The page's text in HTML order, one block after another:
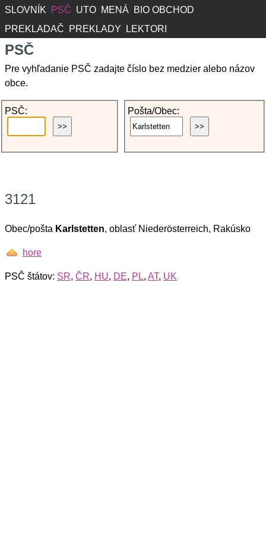
SLOVNÍK PSČ UTO MENÁ
BIO OBCHOD
PREKLADAČ
PREKLADY LEKTORI
PSČ
Pre vyhľadanie PSČ zadajte číslo bez medzier alebo názov
obce.
PSČ: Pošta/Obec:
3121
Obec/pošta Karlstetten, oblasť Niederösterreich, Rakúsko
hore
PSČ štátov: SR, ČR, HU, DE, PL, AT, UK